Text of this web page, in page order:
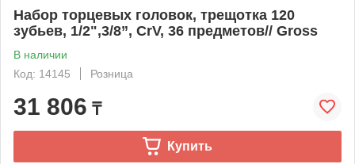
Набор торцевых головок, трещотка 120
зубьев, 1/2",3/8”, CrV, 36 предметов// Gross
В наличии
Код: 14145
Розница
31 806 ₸
Купить